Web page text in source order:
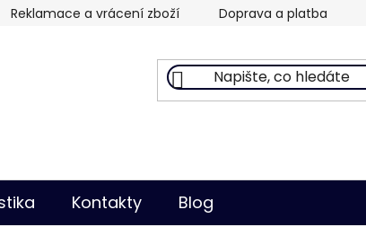
Reklamace a vrácení zboží Doprava a platba
Kontakty Blog